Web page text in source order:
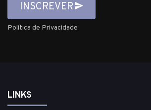
INSCREVER
Política de Privacidade
LINKS